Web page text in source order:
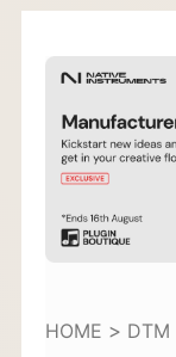
HOME > DTM